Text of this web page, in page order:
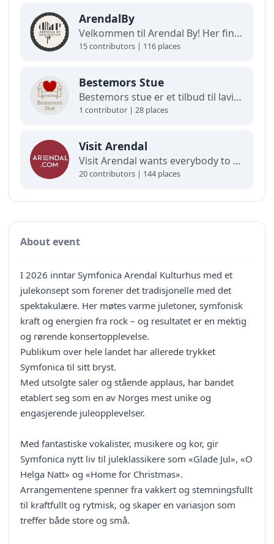
ArendalBy
Velkommen til Arendal By! Her finner du interaktive kart og oppdaterte oversikter over alt som skjer i byen. Utforsk, finn frem og opplev det beste av Arendal på ett og samme sted!
15 contributors | 116 places
Bestemors Stue
Bestemors stue er et tilbud til lavinntektsfamilier med barn fra 0-12 år.
1 contributor | 28 places
Visit Arendal
Visit Arendal wants everybody to fall in love with Arendal and all it has to offer.
20 contributors | 144 places
About event
I 2026 inntar Symfonica Arendal Kulturhus med et
julekonsept som forener det tradisjonelle med det
spektakulære. Her møtes varme juletoner, symfonisk
kraft og energien fra rock – og resultatet er en mektig
og rørende konsertopplevelse.
Publikum over hele landet har allerede trykket
Symfonica til sitt bryst.
Med utsolgte saler og stående applaus, har bandet
etablert seg som en av Norges mest unike og
engasjerende juleopplevelser.
Med fantastiske vokalister, musikere og kor, gir
Symfonica nytt liv til juleklassikere som «Glade Jul», «O
Helga Natt» og «Home for Christmas».
Arrangementene spenner fra vakkert og stemningsfullt
til kraftfullt og rytmisk, og skaper en variasjon som
treffer både store og små.